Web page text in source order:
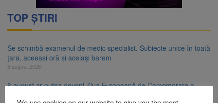
TOP ȘTIRI
Se schimbă examenul de medic specialist. Subiecte unice în toată
țara, aceeași oră și același barem
8 august 2026
8 august ar putea deveni Ziua Europeană de Comemorare a